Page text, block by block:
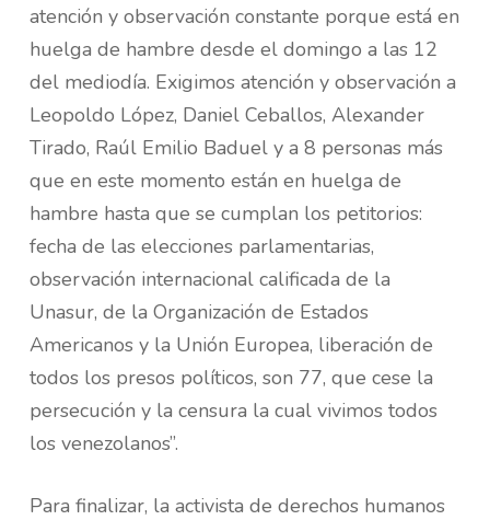
atención y observación constante porque está en
huelga de hambre desde el domingo a las 12
del mediodía. Exigimos atención y observación a
Leopoldo López, Daniel Ceballos, Alexander
Tirado, Raúl Emilio Baduel y a 8 personas más
que en este momento están en huelga de
hambre hasta que se cumplan los petitorios:
fecha de las elecciones parlamentarias,
observación internacional calificada de la
Unasur, de la Organización de Estados
Americanos y la Unión Europea, liberación de
todos los presos políticos, son 77, que cese la
persecución y la censura la cual vivimos todos
los venezolanos”.
Para finalizar, la activista de derechos humanos